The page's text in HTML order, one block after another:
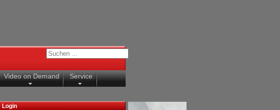
Video on Demand Service
Login